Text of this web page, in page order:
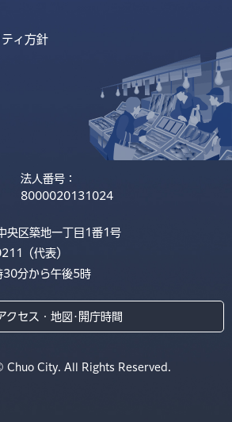
ィ方針
法人番号：
8000020131024
区築地一丁目1番1号
（代表）
30分から午後5時
クセス・地図･開庁時間
City. All Rights Reserved.